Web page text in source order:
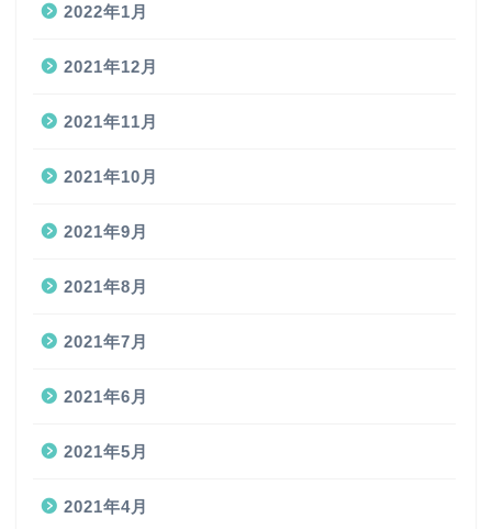
2022年1月
2021年12月
2021年11月
2021年10月
2021年9月
2021年8月
2021年7月
2021年6月
2021年5月
2021年4月